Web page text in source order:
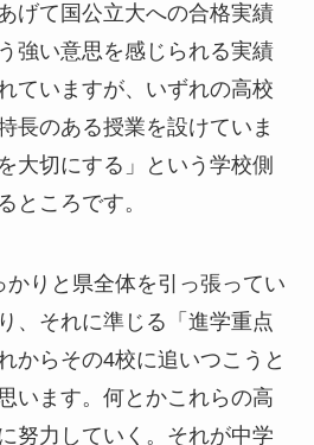
げて国公立大への合格実績
強い意思を感じられる実績
ていますが、いずれの高校
長のある授業を設けていま
大切にする」という学校側
ところです。
りと県全体を引っ張ってい
、それに準じる「進学重点
からその4校に追いつこうと
います。何とかこれらの高
努力していく。それが中学